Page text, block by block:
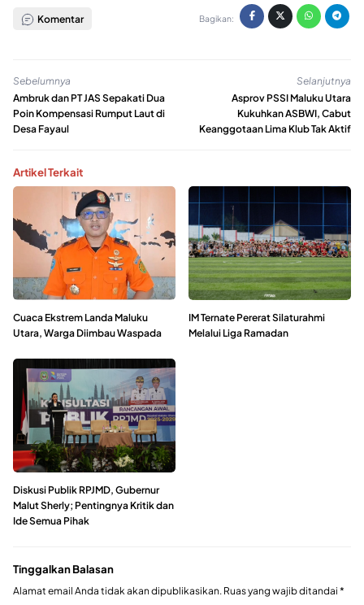
Komentar Bagikan:
Sebelumnya
Ambruk dan PT JAS Sepakati Dua
Poin Kompensasi Rumput Laut di
Desa Fayaul
Selanjutnya
Asprov PSSI Maluku Utara
Kukuhkan ASBWI, Cabut
Keanggotaan Lima Klub Tak Aktif
Artikel Terkait
Cuaca Ekstrem Landa Maluku
Utara, Warga Diimbau Waspada
IM Ternate Pererat Silaturahmi
Melalui Liga Ramadan
Diskusi Publik RPJMD, Gubernur
Malut Sherly; Pentingnya Kritik dan
Ide Semua Pihak
Tinggalkan Balasan
Alamat email Anda tidak akan dipublikasikan. Ruas yang wajib ditandai *